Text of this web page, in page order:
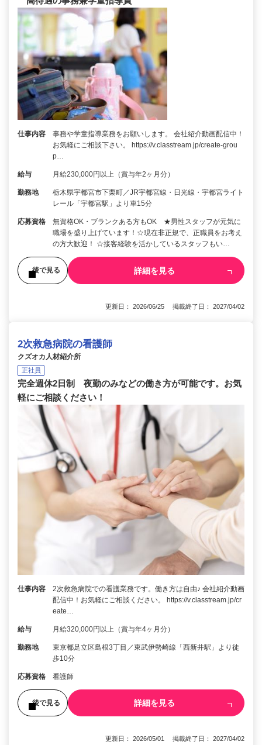
仕事内容
事務や学童指導業務をお願いします。 会社紹介動画配信中！
お気軽にご相談下さい。 https://v.classtream.jp/create-grou
p…
給与 月給230,000円以上（賞与年2ヶ月分）
勤務地
栃木県宇都宮市下栗町／JR宇都宮線・日光線・宇都宮ライト
レール「宇都宮駅」より車15分
応募資格
無資格OK・ブランクある方もOK ★男性スタッフが元気に
職場を盛り上げています！☆現在非正規で、正職員をお考え
の方大歓迎！ ☆接客経験を活かしているスタッフもい…
後で見る 詳細を見る
更新日： 2026/06/25 掲載終了日： 2027/04/02
2次救急病院の看護師
クズオカ人材紹介所
正社員
完全週休2日制 夜勤のみなどの働き方が可能です。お気
軽にご相談ください！
仕事内容
2次救急病院での看護業務です。働き方は自由♪ 会社紹介動画
配信中！お気軽にご相談ください。 https://v.classtream.jp/cr
eate…
給与 月給320,000円以上（賞与年4ヶ月分）
勤務地
東京都足立区島根3丁目／東武伊勢崎線「西新井駅」より徒
歩10分
応募資格 看護師
後で見る 詳細を見る
更新日： 2026/05/01 掲載終了日： 2027/04/02